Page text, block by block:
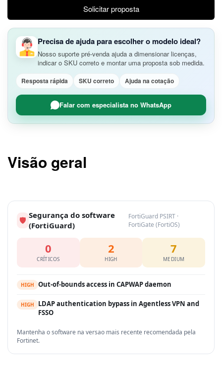
Solicitar proposta
Precisa de ajuda para escolher o modelo ideal?
Nosso suporte pré-venda ajuda a dimensionar licenças,
indicar o SKU correto e montar uma proposta sob medida.
Resposta rápida SKU correto Ajuda na cotação
Falar com especialista no WhatsApp
Visão geral
🛡 Segurança do software
(FortiGuard)
FortiGuard PSIRT ·
FortiGate (FortiOS)
0
CRÍTICOS
2
HIGH
7
MEDIUM
HIGH Out-of-bounds access in CAPWAP daemon
HIGH
LDAP authentication bypass in Agentless VPN and
FSSO
Mantenha o software na versao mais recente recomendada pela
Fortinet.